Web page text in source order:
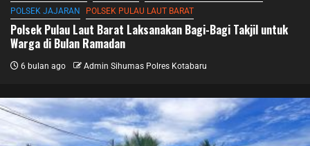
POLSEK JAJARAN
POLSEK PULAU LAUT BARAT
Polsek Pulau Laut Barat Laksanakan Bagi-Bagi Takjil untuk
Warga di Bulan Ramadan
6 bulan ago Admin Sihumas Polres Kotabaru